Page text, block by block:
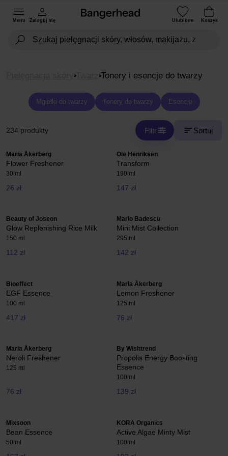
Menu Zaloguj się Ulubione Koszyk
Twarz Tonery i esencje do twarzy
Mgiełki do twarzy Tonery do twarzy Esencje
234 produkty Filtr Sortuj
Maria Åkerberg
Flower Freshener
30 ml
26 zł
Ole Henriksen
Transform
190 ml
147 zł
Beauty of Joseon
Glow Replenishing Rice Milk
150 ml
112 zł
Mario Badescu
Mini Mist Collection
295 ml
142 zł
Bioeffect
EGF Essence
100 ml
417 zł
Maria Åkerberg
Lemon Freshener
125 ml
76 zł
Maria Åkerberg
Neroli Freshener
125 ml
76 zł
By Wishtrend
Propolis Energy Boosting
Essence
100 ml
139 zł
Mixsoon
Bean Essence
50 ml
KORA Organics
Active Algae Minty Mist
100 ml